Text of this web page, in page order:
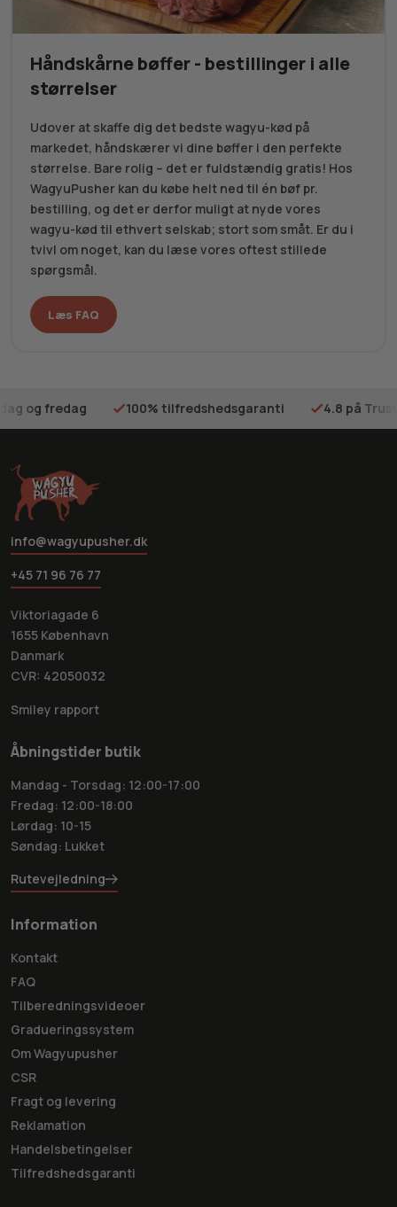
Håndskårne bøffer - bestillinger i alle
størrelser
Udover at skaffe dig det bedste wagyu-kød på
markedet, håndskærer vi dine bøffer i den perfekte
størrelse. Bare rolig – det er fuldstændig gratis! Hos
WagyuPusher kan du købe helt ned til én bøf pr.
bestilling, og det er derfor muligt at nyde vores
wagyu-kød til ethvert selskab; stort som småt. Er du i
tvivl om noget, kan du læse vores oftest stillede
spørgsmål.
Læs FAQ
4.8 på Trustpilot Gratis fragt på
info@wagyupusher.dk
+45 71 96 76 77
Viktoriagade 6
1655 København
Danmark
CVR: 42050032
Smiley rapport
Åbningstider butik
Mandag - Torsdag: 12:00-17:00
Fredag: 12:00-18:00
Lørdag: 10-15
Søndag: Lukket
Rutevejledning
Information
Kontakt
FAQ
Tilberedningsvideoer
Gradueringssystem
Om Wagyupusher
CSR
Fragt og levering
Reklamation
Handelsbetingelser
Tilfredshedsgaranti